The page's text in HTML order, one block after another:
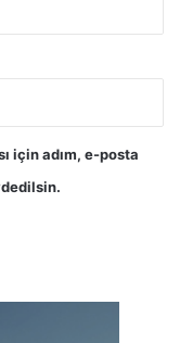
için adım, e-posta